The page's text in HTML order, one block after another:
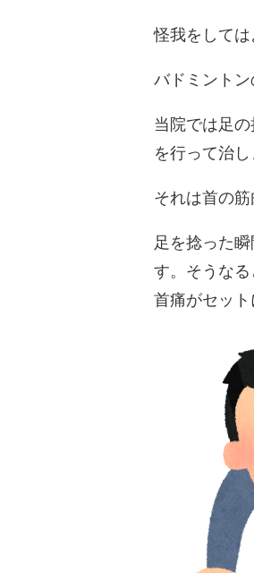
怪我をしては
バドミントン
当院では足
を行って治
それは首の筋
足を捻った
す。そうな
首痛がセット